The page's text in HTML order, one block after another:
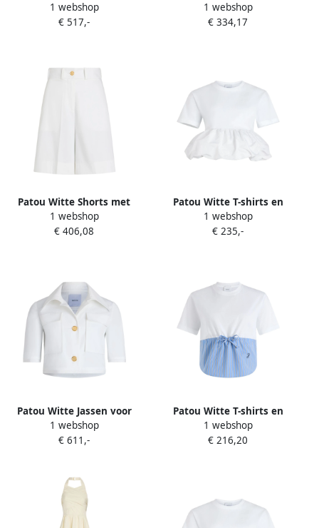
Mannen White Dames
1 webshop
€ 517,-
Hoodie White Dames
1 webshop
€ 334,17
Patou Witte Shorts met
Voorknoopsluiting White
Dames
1 webshop
€ 406,08
Patou Witte T-shirts en
Polos White Dames
1 webshop
€ 235,-
Patou Witte Jassen voor
Vrouwen White Dames
1 webshop
€ 611,-
Patou Witte T-shirts en
Polos White Dames
1 webshop
€ 216,20